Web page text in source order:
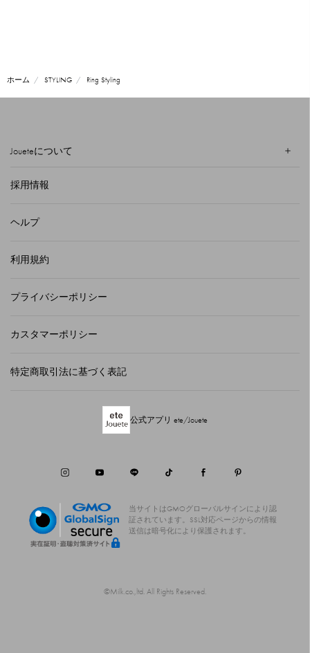
ホーム STYLING Ring Styling
Joueteについて
採用情報
ヘルプ
利用規約
プライバシーポリシー
カスタマーポリシー
特定商取引法に基づく表記
公式アプリ ete/Jouete
当サイトはGMOグローバルサインにより認
証されています。
SSL対応ページからの情報
送信は暗号化により保護されます。
©Milk.co.,ltd. All Rights Reserved.